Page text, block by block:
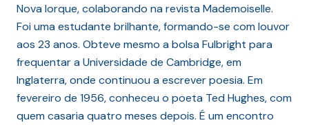
Nova Iorque, colaborando na revista Mademoiselle.
Foi uma estudante brilhante, formando-se com louvor
aos 23 anos. Obteve mesmo a bolsa Fulbright para
frequentar a Universidade de Cambridge, em
Inglaterra, onde continuou a escrever poesia. Em
fevereiro de 1956, conheceu o poeta Ted Hughes, com
quem casaria quatro meses depois. É um encontro